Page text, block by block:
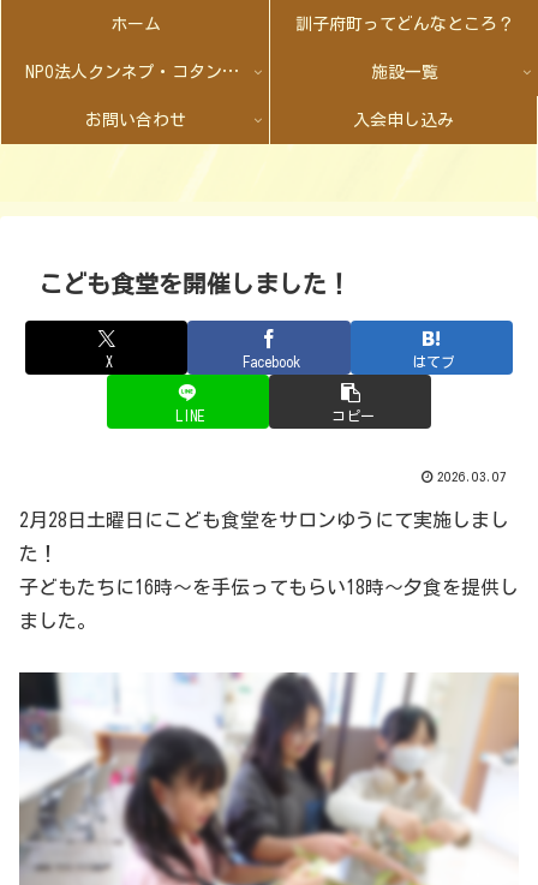
ホーム 訓子府町ってどんなところ？
NPO法人クンネプ・コタンとは 施設一覧
お問い合わせ 入会申し込み
こども食堂を開催しました！
X Facebook はてブ
LINE コピー
2026.03.07
2月28日土曜日にこども食堂をサロンゆうにて実施しまし
た！
子どもたちに16時〜を手伝ってもらい18時〜夕食を提供し
ました。